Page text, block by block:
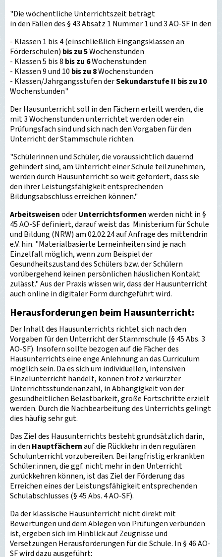
"Die wöchentliche Unterrichtszeit beträgt
in den Fällen des § 43 Absatz 1 Nummer 1 und 3 AO-SF in den
- Klassen 1 bis 4 (einschließlich Eingangsklassen an
Förderschulen) bis zu 5Wochenstunden
- Klassen 5 bis 8 bis zu 6Wochenstunden
- Klassen 9 und 10 bis zu 8Wochenstunden
- Klassen/Jahrgangsstufen derSekundarstufe II bis zu 10
Wochenstunden"
Der Hausunterricht soll in den Fächern erteilt werden, die
mit 3 Wochenstunden unterrichtet werden oder ein
Prüfungsfach sind und sich nach den Vorgaben für den
Unterricht der Stammschule richten.
"Schülerinnen und Schüler, die voraussichtlich dauernd
gehindert sind, am Unterricht einer Schule teilzunehmen,
werden durch Hausunterricht so weit gefördert, dass sie
den ihrer Leistungsfähigkeit entsprechenden
Bildungsabschluss erreichen können."
ArbeitsweisenoderUnterrichtsformenwerden nicht in §
45 AO-SF definiert, darauf weist das Ministerium für Schule
und Bildung (NRW) am 02.02.24 auf Anfrage des mittendrin
e.V. hin. "Materialbasierte Lerneinheiten sind je nach
Einzelfall möglich, wenn zum Beispiel der
Gesundheitszustand des Schülers bzw. der Schülern
vorübergehend keinen persönlichen häuslichen Kontakt
zulässt." Aus der Praxis wissen wir, dass der Hausunterricht
auch online in digitaler Form durchgeführt wird.
Herausforderungen beim Hausunterricht:
Der Inhalt des Hausunterrichts richtet sich nach den
Vorgaben für den Unterricht der Stammschule (§ 45 Abs. 3
AO-SF). Insofern sollte bezogen auf die Fächer des
Hausunterrichts eine enge Anlehnung an das Curriculum
möglich sein. Da es sich um individuellen, intensiven
Einzelunterricht handelt, können trotz verkürzter
Unterrichtsstundenanzahl, in Abhängigkeit von der
gesundheitlichen Belastbarkeit, große Fortschritte erzielt
werden. Durch die Nachbearbeitung des Unterrichts gelingt
dies häufig sehr gut.
Das Ziel des Hausunterrichts besteht grundsätzlich darin,
in den Hauptfächernauf die Rückkehr in den regulären
Schulunterricht vorzubereiten. Bei langfristig erkrankten
Schüler:innen, die ggf. nicht mehr in den Unterricht
zurückkehren können, ist das Ziel der Förderung das
Erreichen eines der Leistungsfähigkeit entsprechenden
Schulabschlusses (§ 45 Abs. 4 AO-SF).
Da der klassische Hausunterricht nicht direkt mit
Bewertungen und dem Ablegen von Prüfungen verbunden
ist, ergeben sich im Hinblick auf Zeugnisse und
Versetzungen Herausforderungen für die Schule. In § 46 AO-
SF wird dazu ausgeführt: